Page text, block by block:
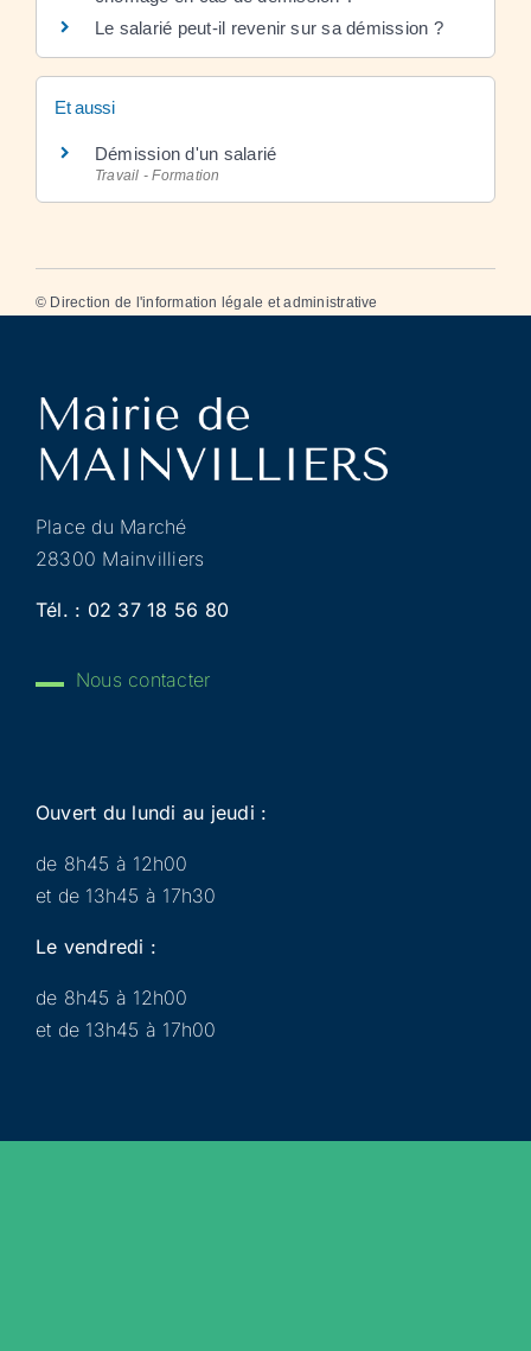
Le salarié peut-il revenir sur sa démission ?
Et aussi
Démission d'un salarié
Travail - Formation
© Direction de l'information légale et administrative
Place du Marché
28300 Mainvilliers
Tél. : 02 37 18 56 80
Nous contacter
Ouvert du lundi au jeudi :
de 8h45 à 12h00
et de 13h45 à 17h30
Le vendredi :
de 8h45 à 12h00
et de 13h45 à 17h00